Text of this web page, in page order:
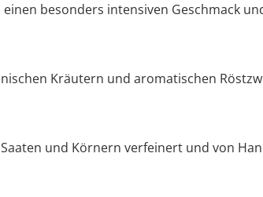
besonders intensiven Geschmack
Kräutern und aromatischen
und Körnern verfeinert und von